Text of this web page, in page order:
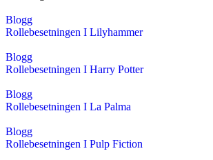
Blogg
Rollebesetningen I Lilyhammer
Blogg
Rollebesetningen I Harry Potter
Blogg
Rollebesetningen I La Palma
Blogg
Rollebesetningen I Pulp Fiction